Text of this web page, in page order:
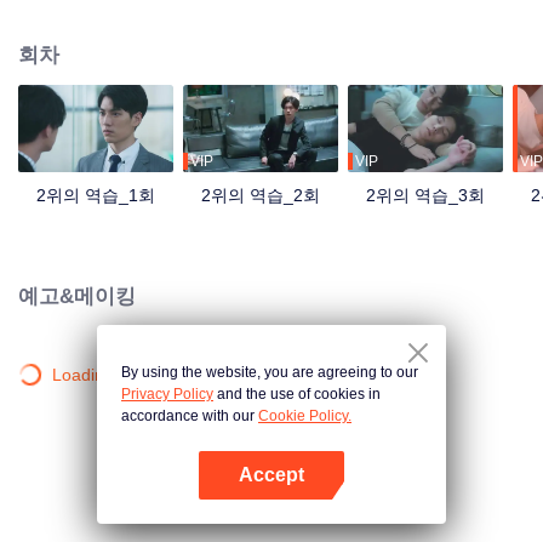
는 여유 넘치는 가오스더를 노여보았다. 5년 동안 소년은 남자로 성장하였고 저
우수이도 어린 시절의 감정을 알아차리고 드디어 이 마음을 포기하기로 한다.
하지만 5년 후, 원수는 외나무다리에서 만난다더니 가오스더가 자신이 인수할
회사의 사장님일 줄이야. 매정하고 양심도 없는 그놈에게 버림받은 만년 2위는
꼭 역전하겠다고 다짐한다. 공부는 모를지라도 작장에서 꼭 그 사람을 밟아 본
회차
2위의 역습_1회
VIP
2위의 역습_2회
VIP
2위의 역습_3회
VIP
예고&메이킹
Loading…By using the website, you are agreeing to our
Privacy Policy and the use of cookies in
accordance with our Cookie Policy.
Accept